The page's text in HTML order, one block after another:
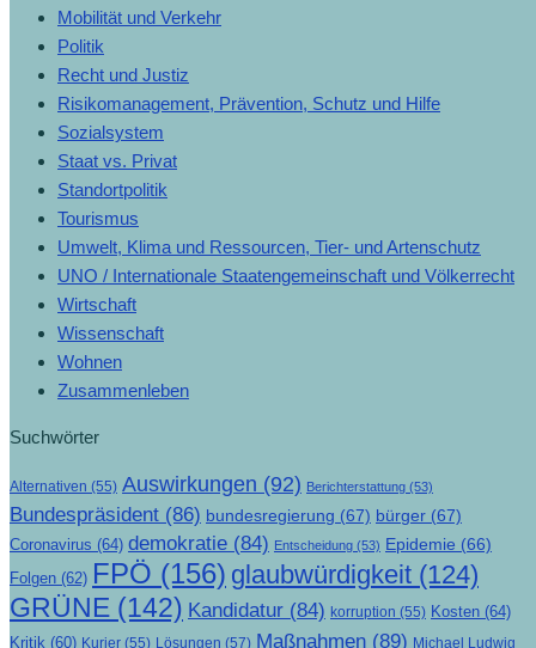
Mobilität und Verkehr
Politik
Recht und Justiz
Risikomanagement, Prävention, Schutz und Hilfe
Sozialsystem
Staat vs. Privat
Standortpolitik
Tourismus
Umwelt, Klima und Ressourcen, Tier- und Artenschutz
UNO / Internationale Staatengemeinschaft und Völkerrecht
Wirtschaft
Wissenschaft
Wohnen
Zusammenleben
Suchwörter
Alternativen (55) Auswirkungen (92) Berichterstattung (53)
Bundespräsident (86) bundesregierung (67) bürger (67)
Coronavirus (64) demokratie (84) Entscheidung (53) Epidemie (66)
Folgen (62) FPÖ (156) glaubwürdigkeit (124)
GRÜNE (142) Kandidatur (84) korruption (55) Kosten (64)
Kritik (60) Kurier (55) Lösungen (57) Maßnahmen (89) Michael Ludwig